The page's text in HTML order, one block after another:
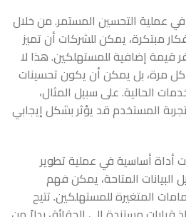
في عملية التحسين المستمر. من خلال
مبتكرة، يمكن للشركات أن تميز
قيمة إضافية للمستهلكين. هذا لا
كل مرة، بل يمكن أن يكون تحسينات
الحالية. على سبيل المثال،
المستخدم قد يؤثر بشكل إيجابي
أداة أساسية في عملية تطوير
البيانات المتاحة، يمكن فهم
المتغيرة للمستهلكين. تتيح